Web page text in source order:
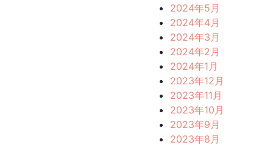
2024年5月
2024年4月
2024年3月
2024年2月
2024年1月
2023年12月
2023年11月
2023年10月
2023年9月
2023年8月